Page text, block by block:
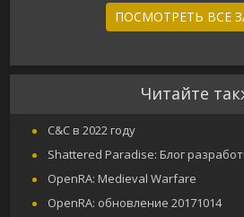
ПОСМОТРЕТЬ ВСЕ
Читайте
C&C в 2022 году
Shattered Paradise: Блог
OpenRA: Medieval Warfare
OpenRA: обновление 20171014